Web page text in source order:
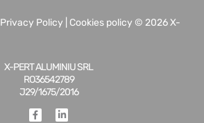
Privacy Policy Cookies policy © 2026 X-
X-PERT ALUMINIU SRL
RO36542789
J29/1675/2016